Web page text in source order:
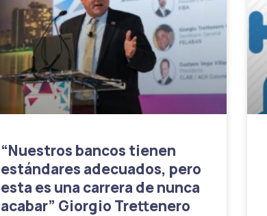
“Nuestros bancos tienen
estándares adecuados, pero
esta es una carrera de nunca
acabar” Giorgio Trettenero